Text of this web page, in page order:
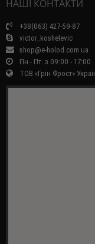
НАШІ КОНТАКТИ
+38(063) 427-59-87
victor_koshelevic
shop@e-holod.com.ua
Пн.- Пт. з 09:00 - 17:00
ТОВ «Грін Фрост»